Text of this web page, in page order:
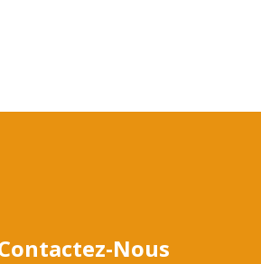
Nous